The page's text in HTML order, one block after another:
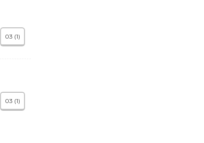
03 (1)
03 (1)